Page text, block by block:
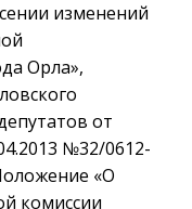
изменений
Орла»,
от
№32/0612-
«О
комиссии